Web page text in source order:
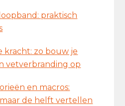
praktisch
kracht: zo bouw je
vetverbranding op
en macros:
de helft vertellen